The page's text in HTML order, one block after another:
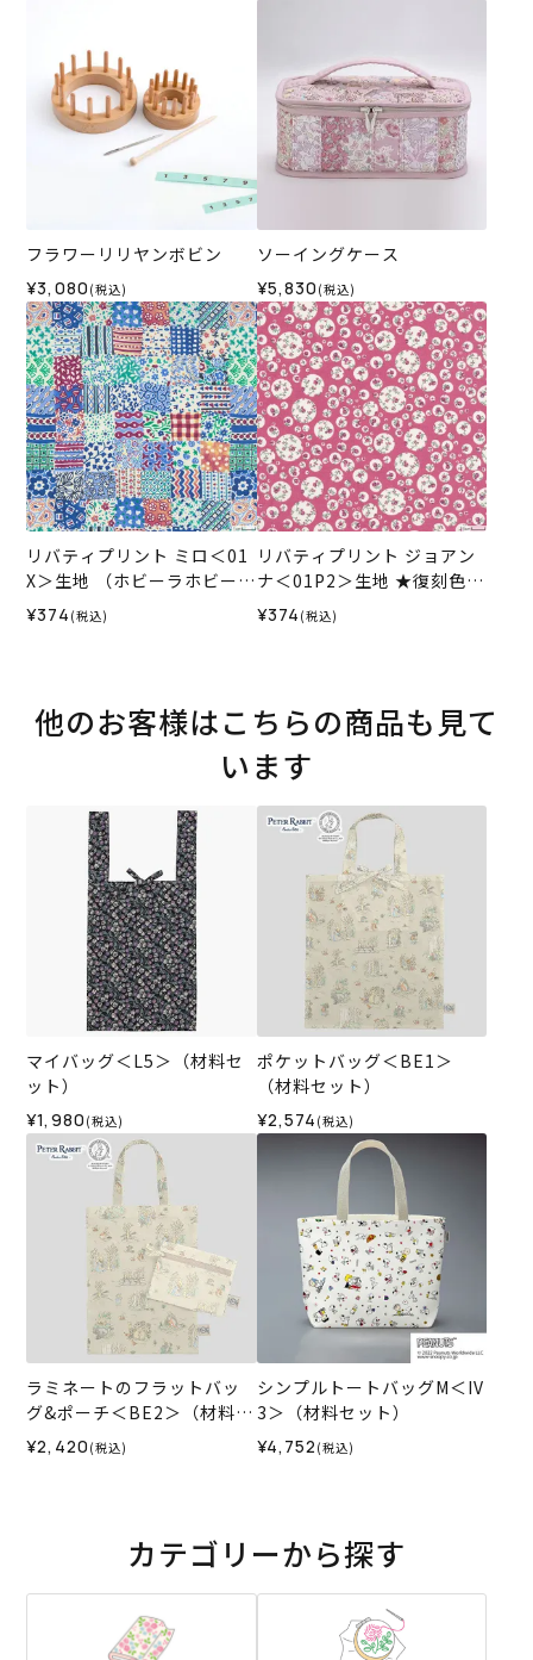
フラワーリリヤンボビン
¥3,080 (税込)
ソーイングケース
¥5,830 (税込)
リバティプリント ミロ＜01
X＞生地 （ホビーラホビーレ
オリジナル）2026SS
¥374 (税込)
リバティプリント ジョアン
ナ＜01P2＞生地 ★復刻色
（ホビーラホビーレオリジ
ナル）2026SS
¥374 (税込)
他のお客様はこちらの商品も見て
います
マイバッグ＜L5＞（材料セ
ット）
¥1,980 (税込)
ポケットバッグ＜BE1＞
（材料セット）
¥2,574 (税込)
ラミネートのフラットバッ
グ&ポーチ＜BE2＞（材料セ
ット）
¥2,420 (税込)
シンプルトートバッグM＜IV
3＞（材料セット）
¥4,752 (税込)
カテゴリーから探す